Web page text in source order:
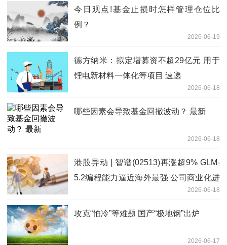
今日观点!基金止损时怎样管理仓位比
例？
2026-06-19
德方纳米：拟定增募资不超29亿元 用于
锂电新材料一体化等项目 速递
2026-06-18
哪些因素会导致基金回撤波动？ 最新
2026-06-18
港股异动 | 智谱(02513)再涨超9% GLM-
5.2编程能力逼近海外最强 公司商业化进
2026-06-18
攻克“怕冷”等难题 国产“极地钢”出炉
2026-06-17